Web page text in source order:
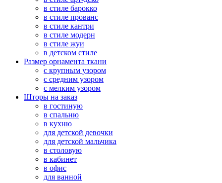
в стиле барокко
в стиле прованс
в стиле кантри
в стиле модерн
в стиле жуи
в детском стиле
Размер орнамента ткани
с крупным узором
с средним узором
с мелким узором
Шторы на заказ
в гостиную
в спальню
в кухню
для детской девочки
для детской мальчика
в столовую
в кабинет
в офис
для ванной